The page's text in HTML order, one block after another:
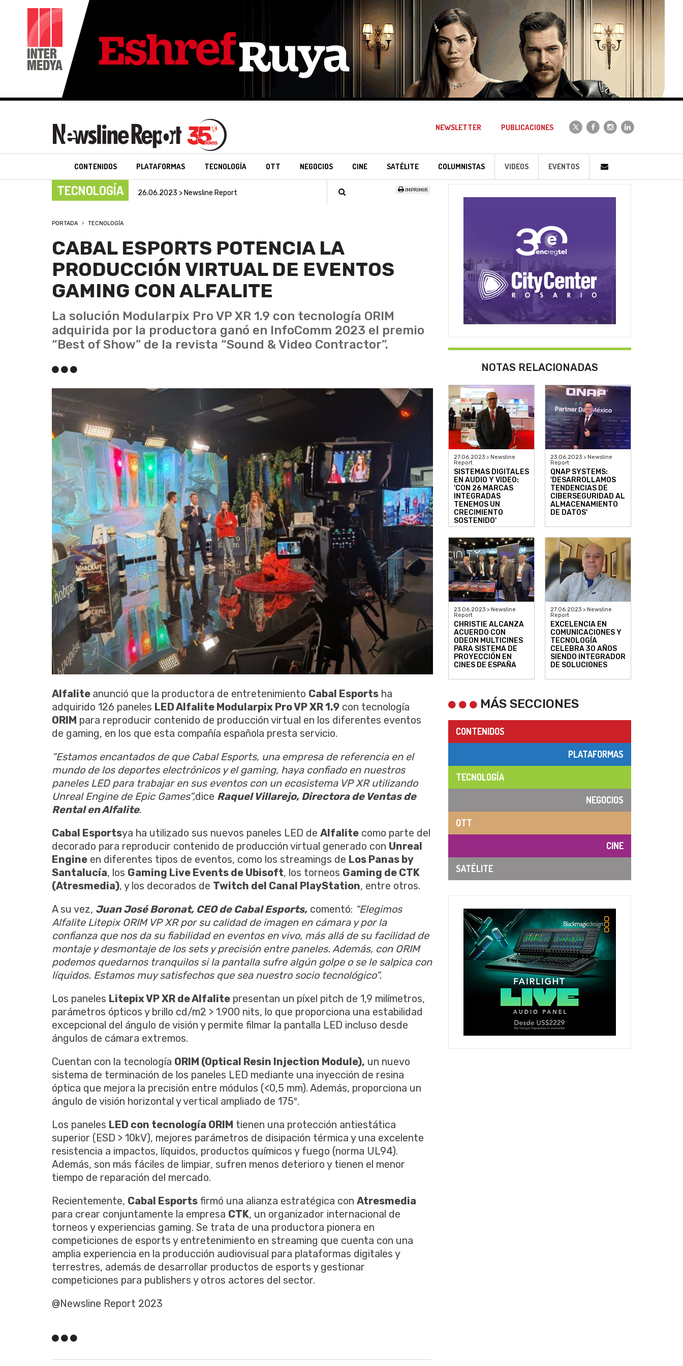
NEWSLETTER PUBLICACIONES
CONTENIDOS PLATAFORMAS TECNOLOGÍA OTT NEGOCIOS CINE SATÉLITE COLUMNISTAS VIDEOS EVENTOS
TECNOLOGÍA 26.06.2023 > Newsline Report IMPRIMIR
PORTADA TECNOLOGÍA
CABAL ESPORTS POTENCIA LA
PRODUCCIÓN VIRTUAL DE EVENTOS
GAMING CON ALFALITE
La solución Modularpix Pro VP XR 1.9 con tecnología ORIM
adquirida por la productora ganó en InfoComm 2023 el premio
“Best of Show” de la revista “Sound & Video Contractor”.
Alfalite anunció que la productora de entretenimiento Cabal Esports ha
adquirido 126 paneles LED Alfalite Modularpix Pro VP XR 1.9 con tecnología
ORIM para reproducir contenido de producción virtual en los diferentes eventos
de gaming, en los que esta compañía española presta servicio.
“Estamos encantados de que Cabal Esports, una empresa de referencia en el
mundo de los deportes electrónicos y el gaming, haya confiado en nuestros
paneles LED para trabajar en sus eventos con un ecosistema VP XR utilizando
Unreal Engine de Epic Games”,dice Raquel Villarejo, Directora de Ventas de
Rental en Alfalite.
Cabal Esportsya ha utilizado sus nuevos paneles LED de Alfalite como parte del
decorado para reproducir contenido de producción virtual generado con Unreal
Engine en diferentes tipos de eventos, como los streamings de Los Panas by
Santalucía, los Gaming Live Events de Ubisoft, los torneos Gaming de CTK
(Atresmedia), y los decorados de Twitch del Canal PlayStation, entre otros.
A su vez, Juan José Boronat, CEO de Cabal Esports, comentó: “Elegimos
Alfalite Litepix ORIM VP XR por su calidad de imagen en cámara y por la
confianza que nos da su fiabilidad en eventos en vivo, más allá de su facilidad de
montaje y desmontaje de los sets y precisión entre paneles. Además, con ORIM
podemos quedarnos tranquilos si la pantalla sufre algún golpe o se le salpica con
líquidos. Estamos muy satisfechos que sea nuestro socio tecnológico”.
Los paneles Litepix VP XR de Alfalite presentan un píxel pitch de 1,9 milímetros,
parámetros ópticos y brillo cd/m2 > 1.900 nits, lo que proporciona una estabilidad
excepcional del ángulo de visión y permite filmar la pantalla LED incluso desde
ángulos de cámara extremos.
Cuentan con la tecnología ORIM (Optical Resin Injection Module), un nuevo
sistema de terminación de los paneles LED mediante una inyección de resina
óptica que mejora la precisión entre módulos (<0,5 mm). Además, proporciona un
ángulo de visión horizontal y vertical ampliado de 175º.
Los paneles LED con tecnología ORIM tienen una protección antiestática
superior (ESD > 10kV), mejores parámetros de disipación térmica y una excelente
resistencia a impactos, líquidos, productos químicos y fuego (norma UL94).
Además, son más fáciles de limpiar, sufren menos deterioro y tienen el menor
tiempo de reparación del mercado.
Recientemente, Cabal Esports firmó una alianza estratégica con Atresmedia
para crear conjuntamente la empresa CTK, un organizador internacional de
torneos y experiencias gaming. Se trata de una productora pionera en
competiciones de esports y entretenimiento en streaming que cuenta con una
amplia experiencia en la producción audiovisual para plataformas digitales y
terrestres, además de desarrollar productos de esports y gestionar
competiciones para publishers y otros actores del sector.
@Newsline Report 2023
NOTAS RELACIONADAS
27.06.2023 > Newsline
Report
SISTEMAS DIGITALES
EN AUDIO Y VIDEO:
'CON 26 MARCAS
INTEGRADAS
TENEMOS UN
CRECIMIENTO
SOSTENIDO'
23.06.2023 > Newsline
Report
QNAP SYSTEMS:
'DESARROLLAMOS
TENDENCIAS DE
CIBERSEGURIDAD AL
ALMACENAMIENTO
DE DATOS'
23.06.2023 > Newsline
Report
CHRISTIE ALCANZA
ACUERDO CON
ODEON MULTICINES
PARA SISTEMA DE
PROYECCIÓN EN
CINES DE ESPAÑA
27.06.2023 > Newsline
Report
EXCELENCIA EN
COMUNICACIONES Y
TECNOLOGÍA
CELEBRA 30 AÑOS
SIENDO INTEGRADOR
DE SOLUCIONES
MÁS SECCIONES
CONTENIDOS
PLATAFORMAS
TECNOLOGÍA
NEGOCIOS
OTT
CINE
SATÉLITE